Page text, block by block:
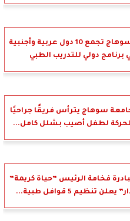
جامعة سوهاج تجمع 10 دول عربية وأجنبية
برنامج دولي للتدريب الطبي
سوهاج يترأس فريقًا جراحيًا
لطفل أصيب بشلل كامل...
فخامة الرئيس ”حياة كريمة”
يعلن تنظيم 5 قوافل طبية...